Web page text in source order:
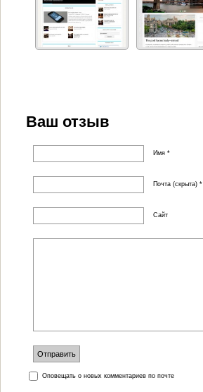
Ваш отзыв
Имя *
Почта (скрыта) *
Сайт
Оповещать о новых комментариев по почте